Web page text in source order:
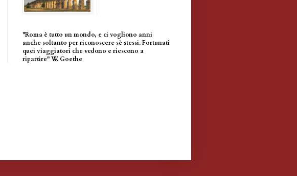
"Roma è tutto un mondo, e ci vogliono anni
anche soltanto per riconoscere sè stessi. Fortunati
quei viaggiatori che vedono e riescono a
ripartire" W. Goethe